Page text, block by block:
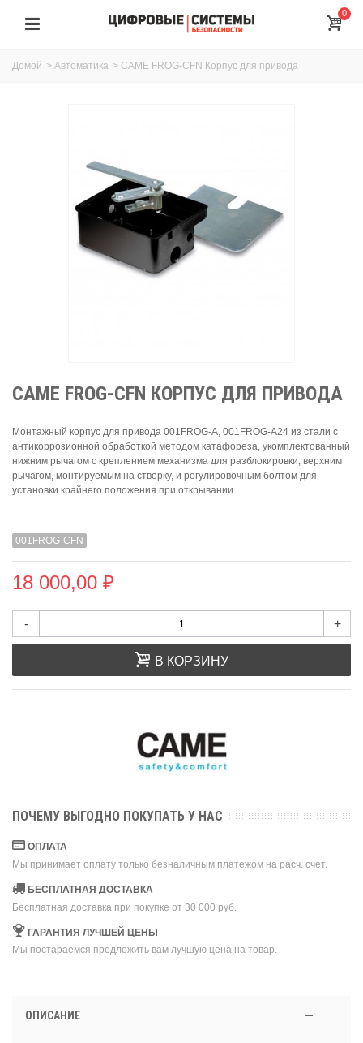
0
Домой > Автоматика > CAME FROG-CFN Корпус для привода
CAME FROG-CFN КОРПУС ДЛЯ ПРИВОДА
Монтажный корпус для привода 001FROG-A, 001FROG-A24 из стали с
антикоррозионной обработкой методом катафореза, укомплектованный
нижним рычагом с креплением механизма для разблокировки, верхним
рычагом, монтируемым на створку, и регулировочным болтом для
установки крайнего положения при открывании.
001FROG-CFN
18 000,00 ₽
- +
В КОРЗИНУ
ПОЧЕМУ ВЫГОДНО ПОКУПАТЬ У НАС
ОПЛАТА
Мы принимает оплату только безналичным платежом на расч. счет.
БЕСПЛАТНАЯ ДОСТАВКА
Бесплатная доставка при покупке от 30 000 руб.
ГАРАНТИЯ ЛУЧШЕЙ ЦЕНЫ
Мы постараемся предложить вам лучшую цена на товар.
ОПИСАНИЕ